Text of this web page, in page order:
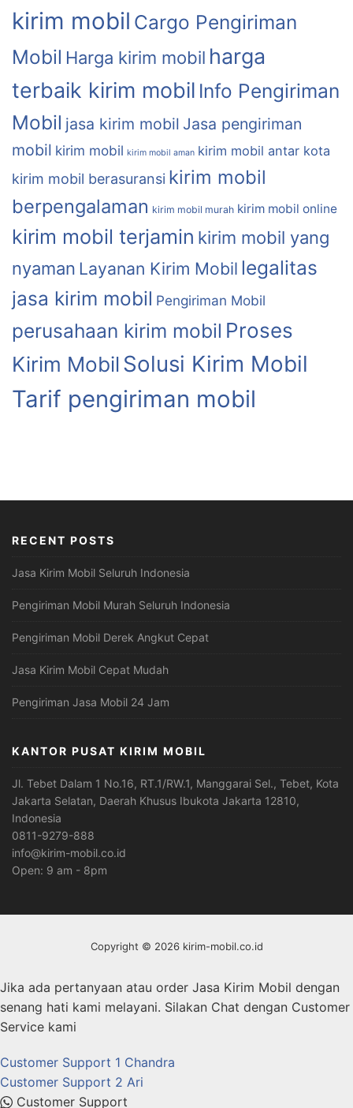
kirim mobil Cargo Pengiriman
Mobil Harga kirim mobil harga
terbaik kirim mobil Info Pengiriman
Mobil jasa kirim mobil Jasa pengiriman
mobil kirim mobil kirim mobil aman kirim mobil antar kota
kirim mobil berasuransi kirim mobil
berpengalaman kirim mobil murah kirim mobil online
kirim mobil terjamin kirim mobil yang
nyaman Layanan Kirim Mobil legalitas
jasa kirim mobil Pengiriman Mobil
perusahaan kirim mobil Proses
Kirim MobilSolusi Kirim Mobil
Tarif pengiriman mobil
RECENT POSTS
Jasa Kirim Mobil Seluruh Indonesia
Pengiriman Mobil Murah Seluruh Indonesia
Pengiriman Mobil Derek Angkut Cepat
Jasa Kirim Mobil Cepat Mudah
Pengiriman Jasa Mobil 24 Jam
KANTOR PUSAT KIRIM MOBIL
Jl. Tebet Dalam 1 No.16, RT.1/RW.1, Manggarai Sel., Tebet, Kota
Jakarta Selatan, Daerah Khusus Ibukota Jakarta 12810,
Indonesia
0811-9279-888
info@kirim-mobil.co.id
Open: 9 am - 8pm
Copyright © 2026 kirim-mobil.co.id
Jika ada pertanyaan atau order Jasa Kirim Mobil dengan
senang hati kami melayani. Silakan Chat dengan Customer
Service kami
Customer Support 1 Chandra
Customer Support 2 Ari
Customer Support